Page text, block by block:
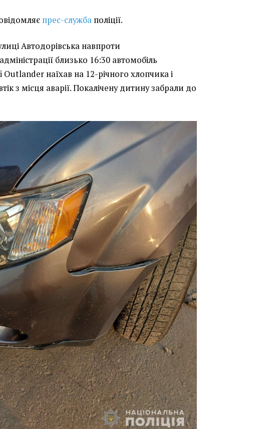
прес-служба поліції.
Автодорівська навпроти
близько 16:30 автомобіль
наїхав на 12-річного хлопчика і
з місця аварії. Покалічену дитину забрали до